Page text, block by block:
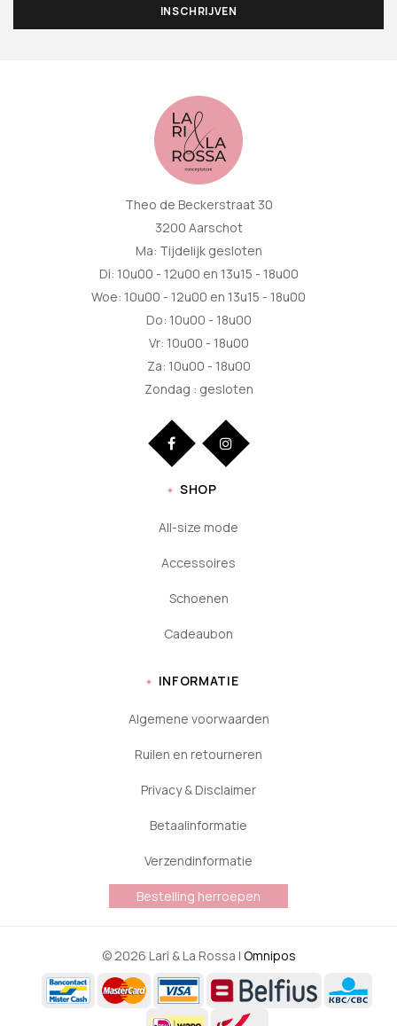
Theo de Beckerstraat 30
3200 Aarschot
Ma: Tijdelijk gesloten
Di: 10u00 - 12u00 en 13u15 - 18u00
Woe: 10u00 - 12u00 en 13u15 - 18u00
Do: 10u00 - 18u00
Vr: 10u00 - 18u00
Za: 10u00 - 18u00
Zondag : gesloten
SHOP
All-size mode
Accessoires
Schoenen
Cadeaubon
INFORMATIE
Algemene voorwaarden
Ruilen en retourneren
Privacy & Disclaimer
Betaalinformatie
Verzendinformatie
Bestelling herroepen
© 2026 Lari & La Rossa | Omnipos